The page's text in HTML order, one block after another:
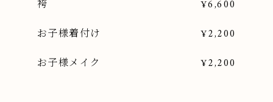
袴 ¥6,600
お子様着付け ¥2,200
お子様メイク ¥2,200